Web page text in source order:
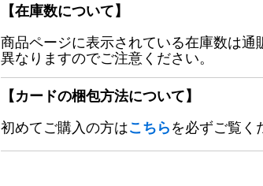
【在庫数について】
商品ページに表示されている在庫数は
異なりますのでご注意ください。
【カードの梱包方法について】
初めてご購入の方はこちら を必ずご覧く